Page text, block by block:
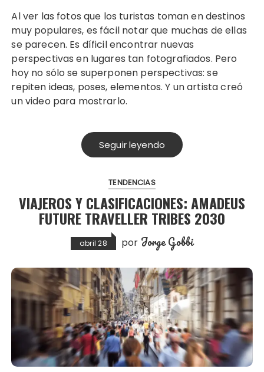
Al ver las fotos que los turistas toman en destinos
muy populares, es fácil notar que muchas de ellas
se parecen. Es díficil encontrar nuevas
perspectivas en lugares tan fotografiados. Pero
hoy no sólo se superponen perspectivas: se
repiten ideas, poses, elementos. Y un artista creó
un video para mostrarlo.
Seguir leyendo
TENDENCIAS
VIAJEROS Y CLASIFICACIONES: AMADEUS
FUTURE TRAVELLER TRIBES 2030
abril 28 por Jorge Gobbi